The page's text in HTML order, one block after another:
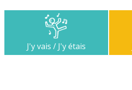
J'y vais / J'y étais